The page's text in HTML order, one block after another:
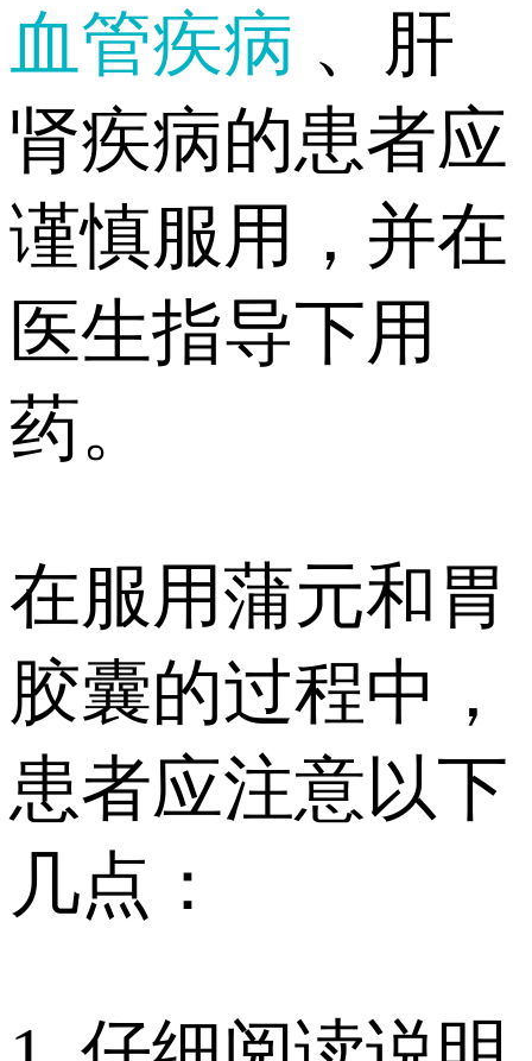
血管疾病 、肝
肾疾病的患者应
谨慎服用，并在
医生指导下用
药。
在服用蒲元和胃
胶囊的过程中，
患者应注意以下
几点：